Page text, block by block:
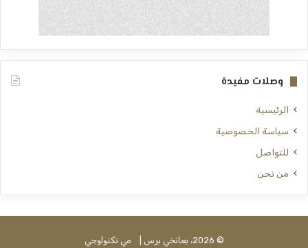
وصلات مفيدة
الرئيسية
سياسة الخصوصية
للتواصل
من نحن
© 2026، بعانخي برس | مي تكنولوجي